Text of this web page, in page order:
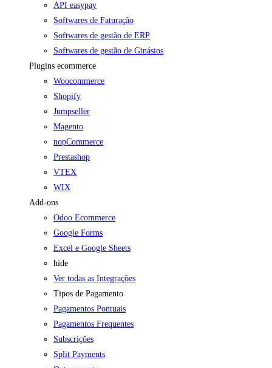
API easypay
Softwares de Faturação
Softwares de gestão de ERP
Softwares de gestão de Ginásios
Plugins ecommerce
Woocommerce
Shopify
Jumpseller
Magento
nopCommerce
Prestashop
VTEX
WIX
Add-ons
Odoo Ecommerce
Google Forms
Excel e Google Sheets
hide
Ver todas as Integrações
Tipos de Pagamento
Pagamentos Pontuais
Pagamentos Frequentes
Subscrições
Split Payments